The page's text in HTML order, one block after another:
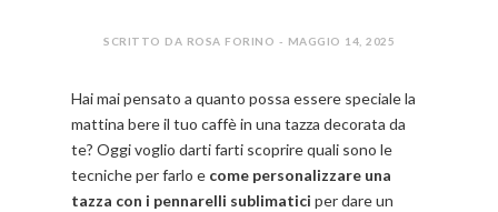
SCRITTO DA ROSA FORINO - MAGGIO 14, 2025
Hai mai pensato a quanto possa essere speciale la
mattina bere il tuo caffè in una tazza decorata da
te? Oggi voglio darti farti scoprire quali sono le
tecniche per farlo e come personalizzare una
tazza con i pennarelli sublimatici per dare un